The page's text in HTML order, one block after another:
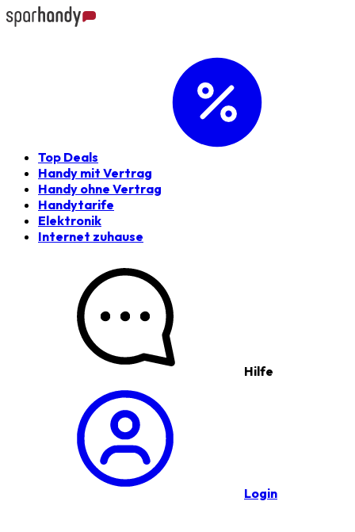
Top Deals
Handy mit Vertrag
Handy ohne Vertrag
Handytarife
Elektronik
Internet zuhause
Hilfe
Login